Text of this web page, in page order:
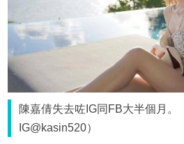
陳嘉倩失去咗IG同FB大半個月。
IG@kasin520）